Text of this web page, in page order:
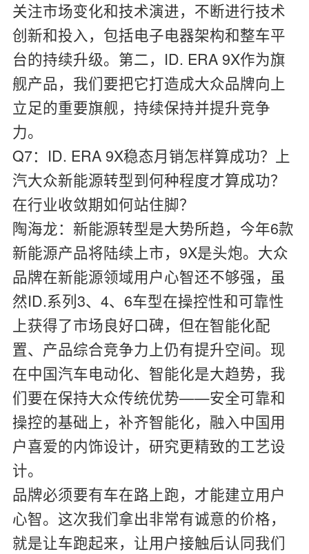
关注市场变化和技术演进，不断进行技术
创新和投入，包括电子电器架构和整车平
台的持续升级。第二，ID. ERA 9X作为旗
舰产品，我们要把它打造成大众品牌向上
立足的重要旗舰，持续保持并提升竞争
力。
Q7：ID. ERA 9X稳态月销怎样算成功？上
汽大众新能源转型到何种程度才算成功？
在行业收敛期如何站住脚？
陶海龙： 新能源转型是大势所趋，今年6款
新能源产品将陆续上市，9X是头炮。大众
品牌在新能源领域用户心智还不够强，虽
然ID.系列3、4、6车型在操控性和可靠性
上获得了市场良好口碑，但在智能化配
置、产品综合竞争力上仍有提升空间。现
在中国汽车电动化、智能化是大趋势，我
们要在保持大众传统优势——安全可靠和
操控的基础上，补齐智能化，融入中国用
户喜爱的内饰设计，研究更精致的工艺设
计。
品牌必须要有车在路上跑，才能建立用户
心智。这次我们拿出非常有诚意的价格，
就是让车跑起来，让用户接触后认同我们